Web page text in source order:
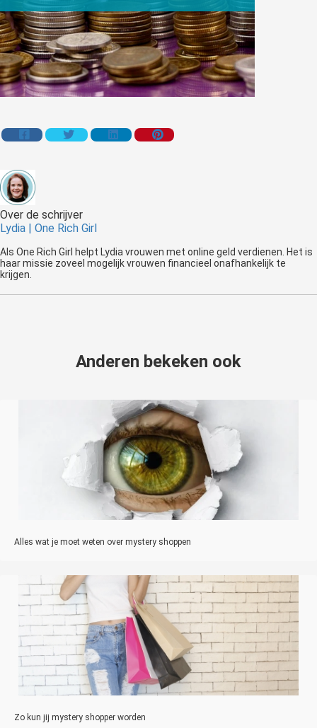
Over de schrijver
Lydia | One Rich Girl
Als One Rich Girl helpt Lydia vrouwen met online geld verdienen. Het is
haar missie zoveel mogelijk vrouwen financieel onafhankelijk te
krijgen.
Anderen bekeken ook
Alles wat je moet weten over mystery shoppen
Zo kun jij mystery shopper worden